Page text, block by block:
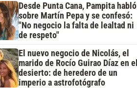
Desde Punta Cana, Pampita habló
sobre Martín Pepa y se confesó:
"No negocio la falta de lealtad ni
de respeto"
El nuevo negocio de Nicolás, el
marido de Rocío Guirao Díaz en el
desierto: de heredero de un
imperio a astrofotógrafo